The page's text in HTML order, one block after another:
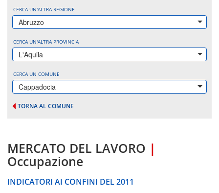
CERCA UN'ALTRA REGIONE
Abruzzo
CERCA UN'ALTRA PROVINCIA
L'Aquila
CERCA UN COMUNE
Cappadocia
TORNA AL COMUNE
MERCATO DEL LAVORO |
Occupazione
INDICATORI AI CONFINI DEL 2011